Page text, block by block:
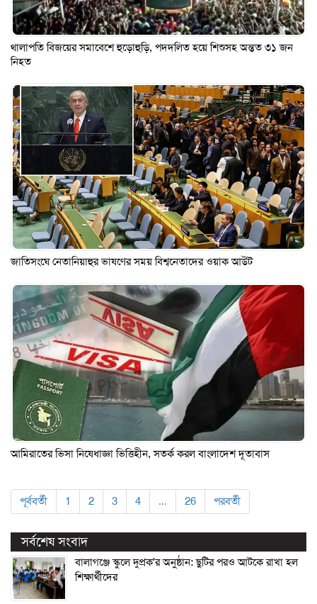
থালাপতি বিজয়ের সমাবেশে হুড়োহুড়ি, পদদলিত হয়ে শিশুসহ অন্তত ৩১ জন
নিহত
জাতিসংঘে নেতানিয়াহুর ভাষণের সময় বিশ্বনেতাদের ওয়াক আউট
আমিরাতের ভিসা নিষেধাজ্ঞা ভিত্তিহীন, সতর্ক করল বাংলাদেশ দূতাবাস
পূর্ববর্তী 1 2 3 4 … 26 পরবর্তী
সর্বশেষ সংবাদ
বালাগঞ্জে স্কুলে দুপ্রক’র অনুষ্ঠান: ছুটির পরও আটকে রাখা হল
শিক্ষার্থীদের